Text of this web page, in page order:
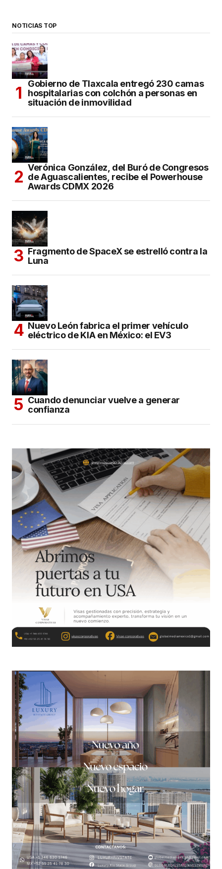
NOTICIAS TOP
Gobierno de Tlaxcala entregó 230 camas
hospitalarias con colchón a personas en
situación de inmovilidad
Verónica González, del Buró de Congresos
de Aguascalientes, recibe el Powerhouse
Awards CDMX 2026
Fragmento de SpaceX se estrelló contra la
Luna
Nuevo León fabrica el primer vehículo
eléctrico de KIA en México: el EV3
Cuando denunciar vuelve a generar
confianza